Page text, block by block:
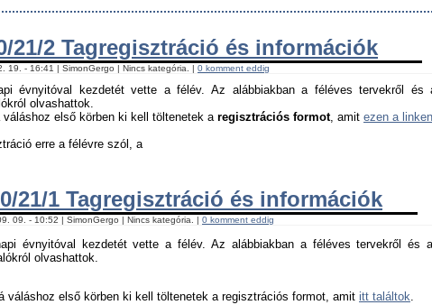
21/2 Tagregisztráció és információk
19. - 16:41 | SimonGergo | Nincs kategória. | 0 komment eddig
évnyitóval kezdetét vette a félév. Az alábbiakban a féléves tervekről és
olvashattok.
váláshoz első körben ki kell töltenetek a regisztrációs formot, amit ezen a linken
erre a félévre szól, a
21/1 Tagregisztráció és információk
09. - 10:52 | SimonGergo | Nincs kategória. | 0 komment eddig
évnyitóval kezdetét vette a félév. Az alábbiakban a féléves tervekről és
olvashattok.
váláshoz első körben ki kell töltenetek a regisztrációs formot, amit itt találtok.